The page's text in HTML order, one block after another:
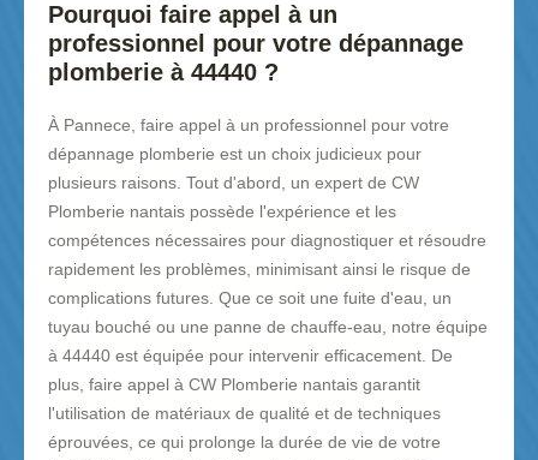
Pourquoi faire appel à un
professionnel pour votre dépannage
plomberie à 44440 ?
À Pannece, faire appel à un professionnel pour votre
dépannage plomberie est un choix judicieux pour
plusieurs raisons. Tout d'abord, un expert de CW
Plomberie nantais possède l'expérience et les
compétences nécessaires pour diagnostiquer et résoudre
rapidement les problèmes, minimisant ainsi le risque de
complications futures. Que ce soit une fuite d'eau, un
tuyau bouché ou une panne de chauffe-eau, notre équipe
à 44440 est équipée pour intervenir efficacement. De
plus, faire appel à CW Plomberie nantais garantit
l'utilisation de matériaux de qualité et de techniques
éprouvées, ce qui prolonge la durée de vie de votre